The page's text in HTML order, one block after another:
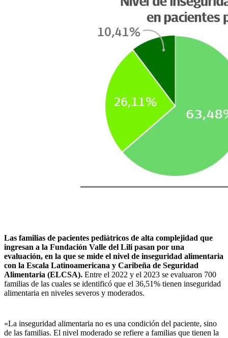
Las familias de pacientes pediátricos de alta complejidad que
ingresan a la Fundación Valle del Lili pasan por una
evaluación, en la que se mide el nivel de inseguridad alimentaria
con la Escala Latinoamericana y Caribeña de Seguridad
Alimentaria (ELCSA). Entre el 2022 y el 2023 se evaluaron 700
familias de las cuales se identificó que el 36,51% tienen inseguridad
alimentaria en niveles severos y moderados.
«La inseguridad alimentaria no es una condición del paciente, sino
de las familias. El nivel moderado se refiere a familias que tienen la